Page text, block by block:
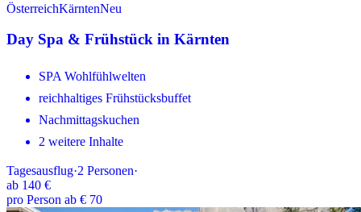
ÖsterreichKärntenNeu
Day Spa & Frühstück in Kärnten
SPA Wohlfühlwelten
reichhaltiges Frühstücksbuffet
Nachmittagskuchen
2 weitere Inhalte
Tagesausflug·2 Personen·
ab 140 €
pro Person ab € 70